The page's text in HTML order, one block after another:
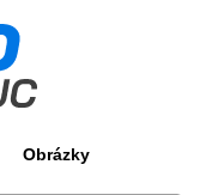
Obrázky